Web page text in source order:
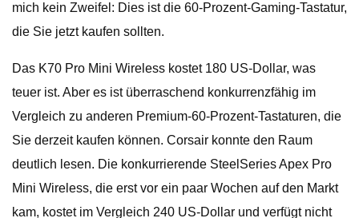
mich kein Zweifel: Dies ist die 60-Prozent-Gaming-Tastatur,
die Sie jetzt kaufen sollten.
Das K70 Pro Mini Wireless kostet 180 US-Dollar, was
teuer ist. Aber es ist überraschend konkurrenzfähig im
Vergleich zu anderen Premium-60-Prozent-Tastaturen, die
Sie derzeit kaufen können. Corsair konnte den Raum
deutlich lesen. Die konkurrierende SteelSeries Apex Pro
Mini Wireless, die erst vor ein paar Wochen auf den Markt
kam, kostet im Vergleich 240 US-Dollar und verfügt nicht